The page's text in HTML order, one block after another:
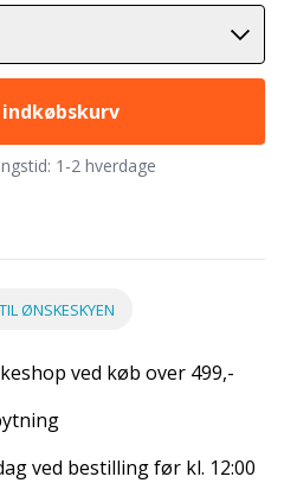
1-2 hverdage
ØNSKESKYEN
ved køb over 499,-
ved bestilling før kl. 12:00